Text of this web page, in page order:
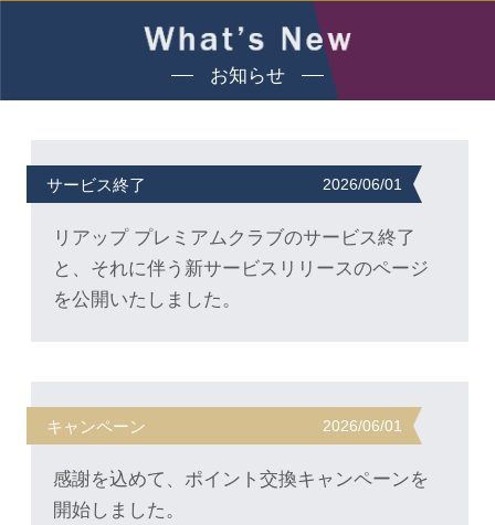
お知らせ
サービス終了 2026/06/01
リアップ プレミアムクラブのサービス終了
と、それに伴う新サービスリリースのページ
を公開いたしました。
キャンペーン 2026/06/01
感謝を込めて、ポイント交換キャンペーンを
開始しました。